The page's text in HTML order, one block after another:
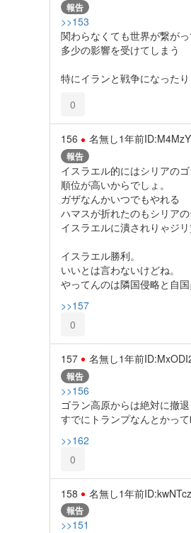
報告
>>153
関わらなくても世界が繋が
多少の影響を受けてしまう
特にイランと戦争になったり
0
156 名無し1年前
報告
イスラエル的にはシリアの
順位が高いからでしょ。
ガザなんかいつでもやれる
ハマスが折れたのもシリア
イスラエルに潰されりゃジリ
イスラエル勝利。
いいとは言わないけどね。
やってんのは隣国侵略と自
>>157
0
157 名無し1年前
報告
>>156
ゴラン高原からは絶対に撤
すでにトランプなんとかっ
>>162
0
158 名無し1年前
報告
>>151